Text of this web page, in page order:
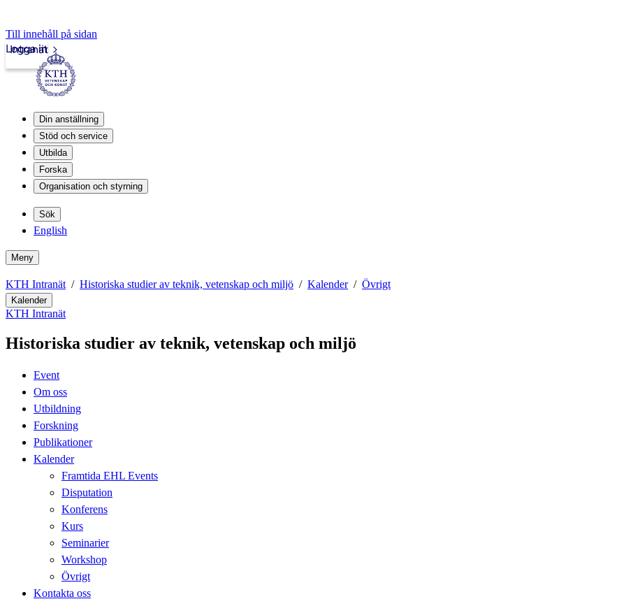
Till innehåll på sidan
Intranät
Logga in
Din anställning
Stöd och service
Utbilda
Forska
Organisation och styrning
Sök
English
Meny
KTH Intranät Historiska studier av teknik, vetenskap och miljö Kalender Övrigt
Kalender
KTH Intranät
Historiska studier av teknik, vetenskap och miljö
Event
Om oss
Utbildning
Forskning
Publikationer
Kalender
Framtida EHL Events
Disputation
Konferens
Kurs
Seminarier
Workshop
Övrigt
Kontakta oss